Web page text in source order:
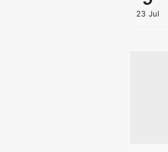
23 Jul